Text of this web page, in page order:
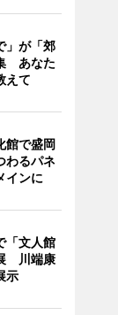
」が「郊
あなた
えて
館で盛岡
わるパネ
インに
「文人館
川端康
示